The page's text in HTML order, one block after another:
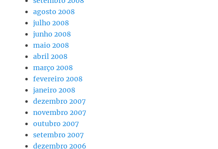
agosto 2008
julho 2008
junho 2008
maio 2008
abril 2008
março 2008
fevereiro 2008
janeiro 2008
dezembro 2007
novembro 2007
outubro 2007
setembro 2007
dezembro 2006